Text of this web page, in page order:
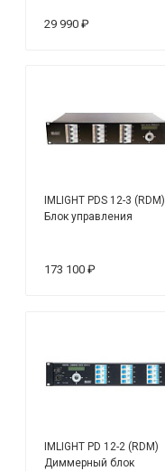
29 990 ₽
IMLIGHT PDS 12-3 (RDM)
Блок управления
173 100 ₽
IMLIGHT PD 12-2 (RDM)
Диммерный блок